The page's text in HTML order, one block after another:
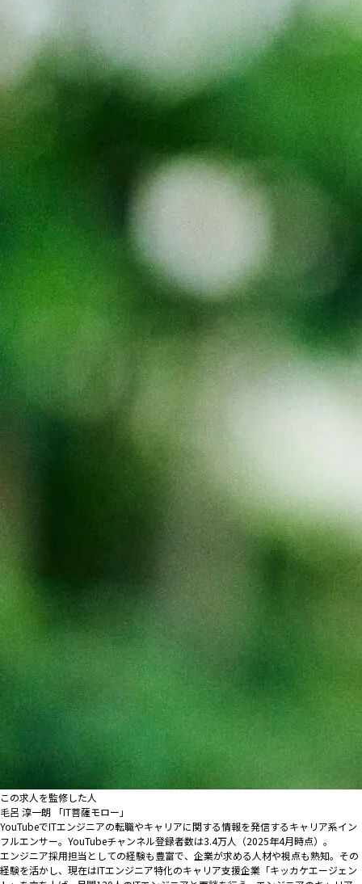
この求人を監修した人
毛呂 淳一朗 「IT菩薩モロー」
YouTubeでITエンジニアの転職やキャリアに関する情報を発信するキャリア系イン
フルエンサー。YouTubeチャンネル登録者数は3.4万人（2025年4月時点）。
エンジニア採用担当としての経験も豊富で、企業が求める人材や視点も熟知。その
経験を活かし、現在はITエンジニア特化のキャリア支援企業「キッカケエージェン